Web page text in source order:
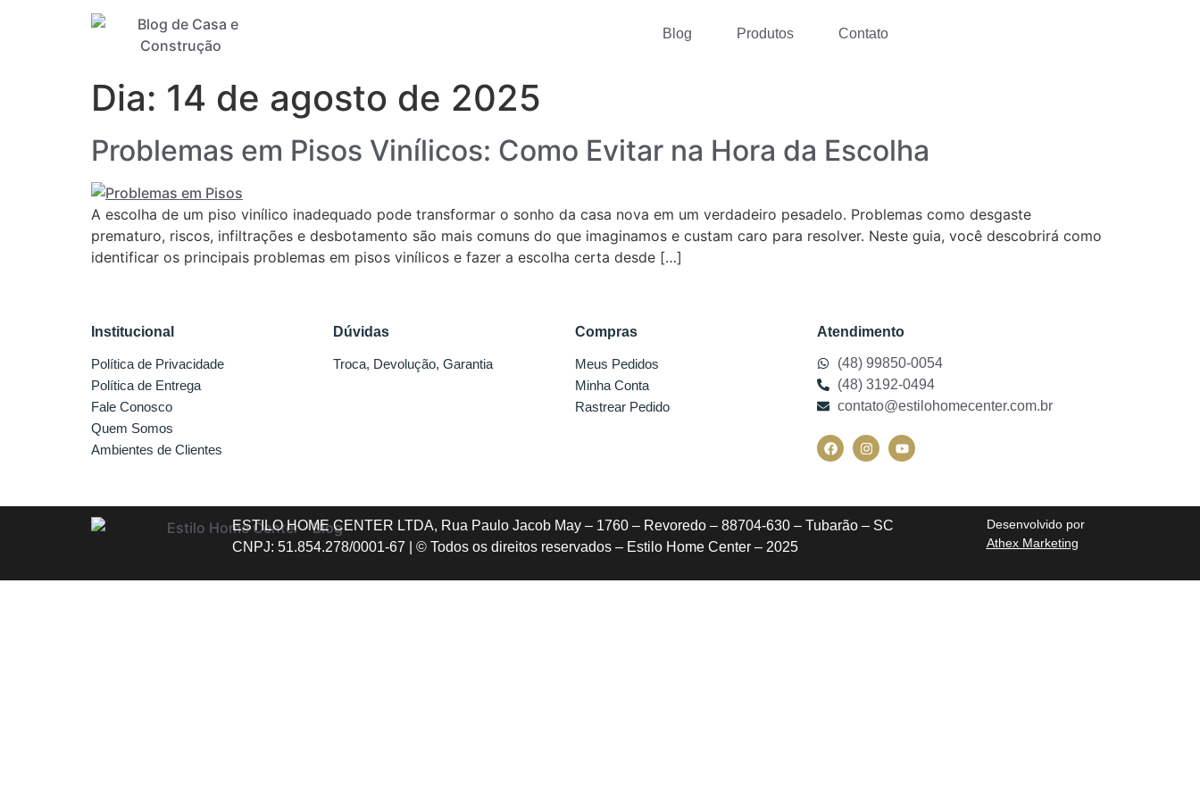
Blog Produtos Contato
Dia: 14 de agosto de 2025
Problemas em Pisos Vinílicos: Como Evitar na Hora da Escolha
A escolha de um piso vinílico inadequado pode transformar o sonho da casa nova em um verdadeiro pesadelo. Problemas como desgaste
prematuro, riscos, infiltrações e desbotamento são mais comuns do que imaginamos e custam caro para resolver. Neste guia, você descobrirá como
identificar os principais problemas em pisos vinílicos e fazer a escolha certa desde […]
Institucional
Política de Privacidade
Política de Entrega
Fale Conosco
Quem Somos
Ambientes de Clientes
Dúvidas
Troca, Devolução, Garantia
Compras
Meus Pedidos
Minha Conta
Rastrear Pedido
Atendimento
(48) 99850-0054
(48) 3192-0494
contato@estilohomecenter.com.br
ESTILO HOME CENTER LTDA, Rua Paulo Jacob May – 1760 – Revoredo – 88704-630 – Tubarão – SC
CNPJ: 51.854.278/0001-67 | © Todos os direitos reservados – Estilo Home Center – 2025
Desenvolvido por
Athex Marketing